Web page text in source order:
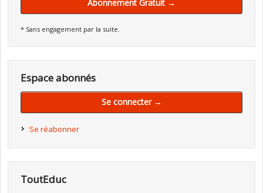
Abonnement Gratuit →
* Sans engagement par la suite.
Espace abonnés
Se connecter →
Se réabonner
ToutEduc